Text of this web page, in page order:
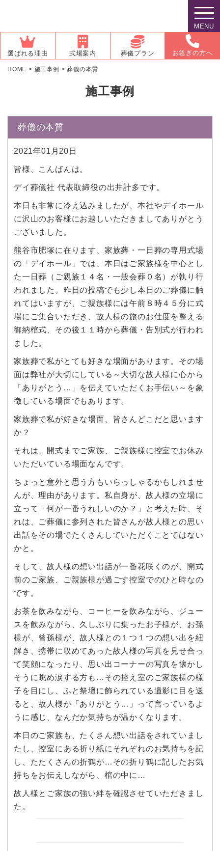
MENU
選ばれる理由 式場案内 葬儀プラン お急ぎの方へ
HOME > 施工事例 >葬儀の本質
施工事例
葬儀の本質
2021年01月20日
皆様、こんばんは。
デイ葬儀社 代表取締役の出井計多です。
本日も非常に冷え込みましたが、本社やデイホール
に沢山のお客様にお越しいただきましてありがとう
ございました。
熊谷市肥塚に在ります、家族葬・一日葬の専用式場
の「デイホール」では、本日はご家族様を中心とし
た一日葬（ご親族１４名・一般会葬０名）が執り行
われました。昨日の投稿でも少し本日のご葬儀に触
れてはいますが、ご親族様には午前８時４５分に式
場にご集合いただき、故人様の旅のお仕度を整える
御納棺式、その後１１時から葬儀・告別式が行われ
ました。
家族葬で私がとても好きな場面があります。その場
面は弊社が大切にしている～大切な故人様に心から
「ありがとう…」を伝えていただくお手伝い～を象
徴している場面でもあります。
家族葬で私が好きな場面、皆さんどこだと思います
か？
それは、開式までご家族、ご親族様に控室でお休み
いただいている場面なんです。
ちょっと意外と思う方もいらっしゃるかもしれませ
んが、理由があります。私自身が、故人様の立場に
立って「何が一番うれしいのか？」と考えた時、そ
れは、ご葬儀に参列された皆さんが故人様との思い
出話をその場でたくさんしていただくことではない
かと。
そして、故人様の想い出話が一番花咲くのが、開式
前のご家族、ご親族様が過ごす控室でのひと時なの
です。
お茶を飲みながら、コーヒーを飲みながら、ジュー
スを飲みながら、久しぶりに集ったお子様が、お孫
様が、曾孫様が、故人様との１つ１つの想い出を紐
解き、携帯に収めてあった故人様の写真を見せ合っ
て笑顔になったり、思い出コーナーの写真を懐かし
そうに眺め涙する方も…その控え室のご家族様の様
子を目にし、ふと祭壇に飾られている遺影に目を送
ると、故人様が「ありがとう…」って言っているよ
うに感じ、なんだか気持ちが温かくなります。
本日のご家族も、たくさん想い出話をされていまし
たし、控室にある折り紙にそれぞれのお気持ちを記
し、たたくさんの折鶴が…その折り鶴に記したお気
持ちをお伝えしながら、棺の中に…
故人様とご家族の強い絆を確認させていただきまし
た。